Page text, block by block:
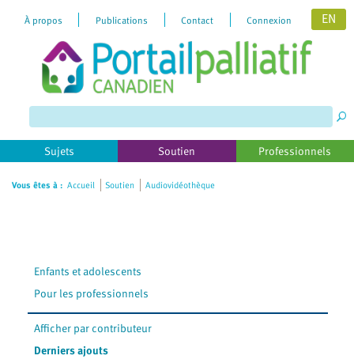
website
includes
an
accessibility
À propos Publications Contact Connexion EN
Sujets Soutien Professionnels
Vous êtes à : Accueil Soutien Audiovidéothèque
Enfants et adolescents
Pour les professionnels
Afficher par contributeur
Derniers ajouts